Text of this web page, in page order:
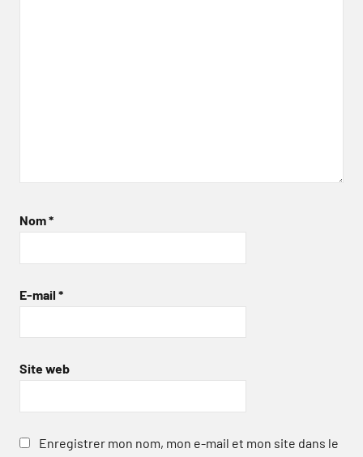
Nom*
E-mail *
Site web
Enregistrer mon nom, mon e-mail et mon site dans le